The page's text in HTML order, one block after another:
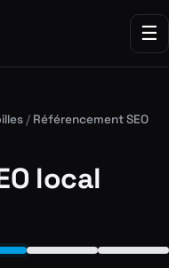
☰
/ Référencement SEO
local